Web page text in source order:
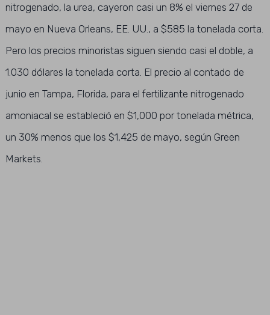
nitrogenado, la urea, cayeron casi un 8% el viernes 27 de
mayo en Nueva Orleans, EE. UU., a $585 la tonelada corta.
Pero los precios minoristas siguen siendo casi el doble, a
1.030 dólares la tonelada corta. El precio al contado de
junio en Tampa, Florida, para el fertilizante nitrogenado
amoniacal se estableció en $1,000 por tonelada métrica,
un 30% menos que los $1,425 de mayo, según Green
Markets.